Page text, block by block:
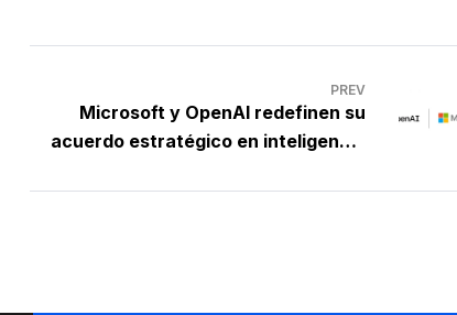
PREV
Microsoft y OpenAI redefinen su
acuerdo estratégico en inteligencia